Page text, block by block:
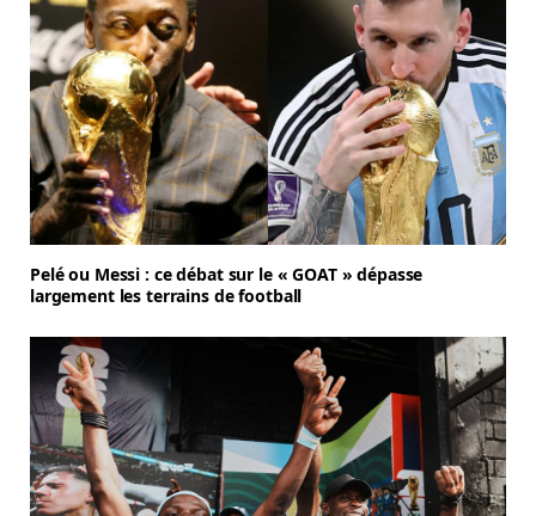
Pelé ou Messi : ce débat sur le « GOAT » dépasse
largement les terrains de football